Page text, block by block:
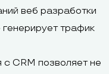
веб разработки
трафик
CRM позволяет не